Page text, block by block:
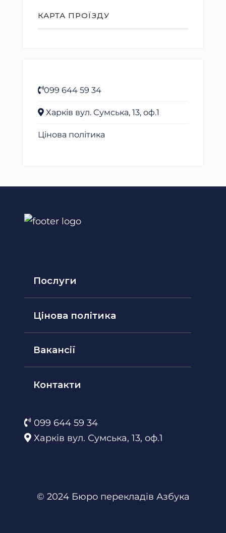
КАРТА ПРОЇЗДУ
099 644 59 34
Харків вул. Сумська, 13, оф.1
Цінова політика
Послуги
Цінова політика
Вакансії
Контакти
099 644 59 34
Харків вул. Сумська, 13, оф.1
© 2024 Бюро перекладів Азбука